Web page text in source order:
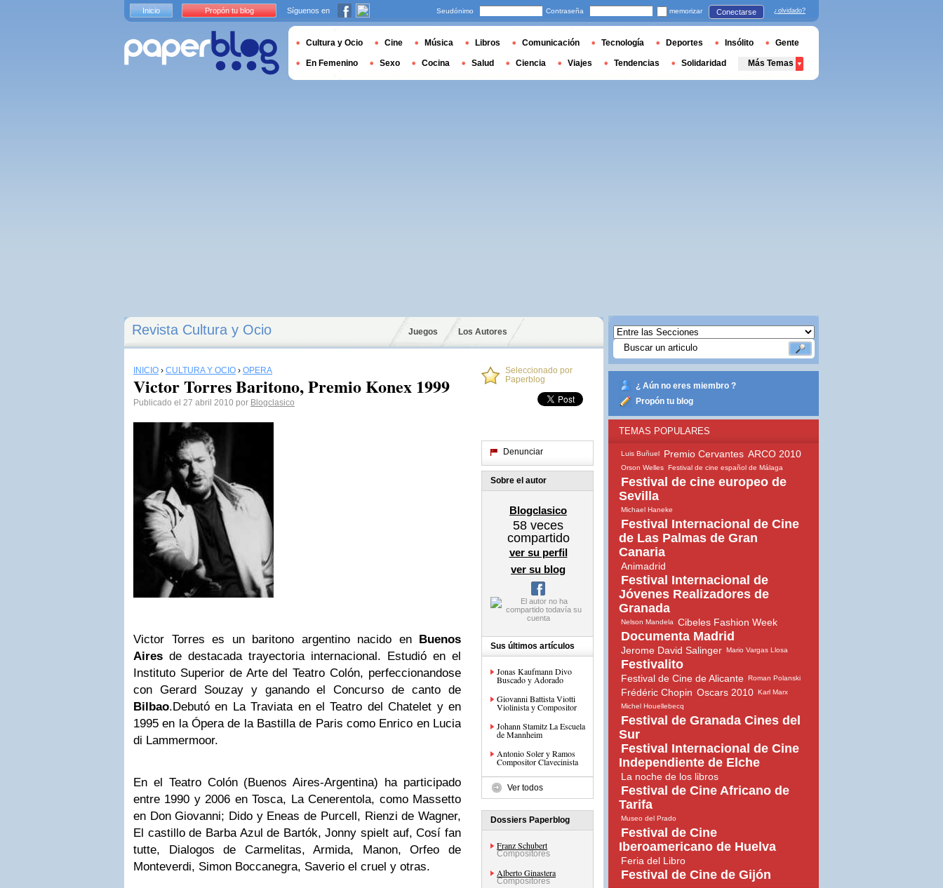
Revista Cultura y Ocio Juegos Los Autores
INICIO › CULTURA Y OCIO › ÓPERA
Victor Torres Baritono, Premio Konex 1999
Publicado el 27 abril 2010 por Blogclasico
Victor Torres es un baritono argentino nacido en Buenos
Aires de destacada trayectoria internacional. Estudió en el
Instituto Superior de Arte del Teatro Colón, perfeccionandose
con Gerard Souzay y ganando el Concurso de canto de
Bilbao.Debutó en La Traviata en el Teatro del Chatelet y en
1995 en laÓpera de la Bastilla de Paris como Enrico en Lucia
di Lammermoor.
En el Teatro Colón (Buenos Aires-Argentina) ha participado
entre 1990 y 2006 en Tosca, La Cenerentola, como Massetto
en Don Giovanni; Dido y Eneas de Purcell, Rienzi de Wagner,
El castillo de Barba Azul de Bartók, Jonny spielt auf, Cosí fan
tutte, Dialogos de Carmelitas, Armida, Manon, Orfeo de
Monteverdi, Simon Boccanegra, Saverio el cruel y otras.
Seleccionado por
Paperblog
Denunciar
Sobre el autor
Blogclasico
58 veces
compartido
ver su perfil
ver su blog
Sus últimos artículos
Jonas Kaufmann Divo
Buscado y Adorado
Giovanni Battista Viotti
Violinista y Compositor
Johann Stamitz La Escuela
de Mannheim
Antonio Soler y Ramos
Compositor Clavecinista
Ver todos
Dossiers Paperblog
Franz Schubert
Compositores
Alberto Ginastera
Compositores
¿ Aún no eres miembro ?
Propón tu blog
TEMAS POPULARES
Luis Buñuel Premio Cervantes ARCO 2010
Orson Welles Festival de cine español de Málaga
Festival de cine europeo de
Sevilla
Michael Haneke
Festival Internacional de Cine
de Las Palmas de Gran
Canaria
Animadrid
Festival Internacional de
Jóvenes Realizadores de
Granada
Nelson Mandela Cibeles Fashion Week
Documenta Madrid
Jerome David Salinger Mario Vargas Llosa
Festivalito
Festival de Cine de Alicante Roman Polanski
Frédéric Chopin Oscars 2010 Karl Marx
Michel Houellebecq
Festival de Granada Cines del
Sur
Festival Internacional de Cine
Independiente de Elche
La noche de los libros
Festival de Cine Africano de
Tarifa
Museo del Prado
Festival de Cine
Iberoamericano de Huelva
Feria del Libro
Festival de Cine de Gijón
Inicio Propón tu blog Síguenos en Seudónimo Contraseña memorizar Conectarse ¿olvidado?
Cultura y Ocio Cine Música Libros Comunicación Tecnología Deportes Insólito Gente
En Femenino Sexo Cocina Salud Ciencia Viajes Tendencias Solidaridad Más Temas